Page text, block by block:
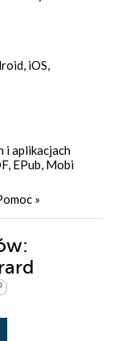
iOS,
i aplikacjach
EPub, Mobi
»